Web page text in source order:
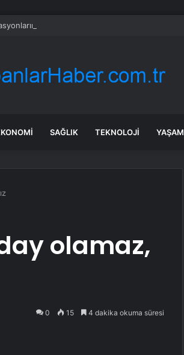
Kurulu Gücü Arttı
SAĞLIK TEKNOLOJI YAŞAM
olamaz,
0 15 4 dakika okuma süresi